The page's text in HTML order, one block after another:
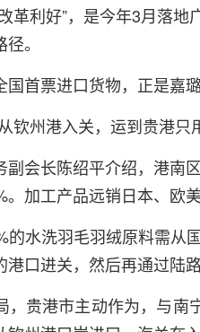
革利好”，是今年3月落
。
国首票进口货物，正是嘉
钦州港入关，运到贵港
副会长陈绍平介绍，港南
。加工产品远销日本、欧
的水洗羽毛羽绒原料需从
港口进关，然后再通过陆
，贵港市主动作为，与南